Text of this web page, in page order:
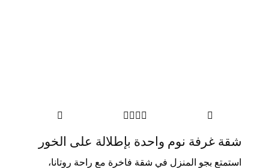

   

ﺷﻘﺔ ﻏﺮﻓﺔ ﻧﻮم واﺣﺪة بإطلالة على اﻟﺨﻮر
استمتع بجو المنزل في شقة فاخرة مع راحة روتانا،